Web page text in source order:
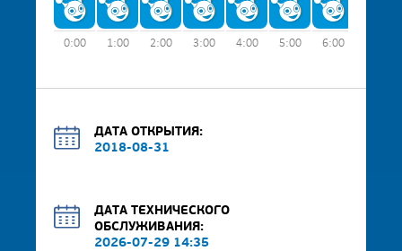
0:00 1:00 2:00 3:00 4:00 5:00 6:00
ДАТА ОТКРЫТИЯ:
2018-08-31
ДАТА ТЕХНИЧЕСКОГО
ОБСЛУЖИВАНИЯ:
2026-07-29 14:35